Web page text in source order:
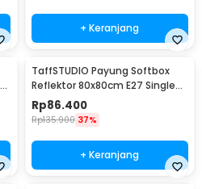
+ Keranjang
TaffSTUDIO Payung Softbox
Reflektor 80x80cm E27 Single
Socket - LD-TZ206
Rp86.400
Rp135.900 37%
+ Keranjang